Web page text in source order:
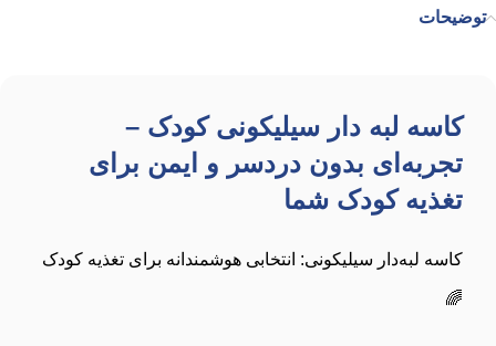
توضیحات
کاسه لبه دار سیلیکونی کودک –
تجربه‌ای بدون دردسر و ایمن برای
تغذیه کودک شما
کاسه لبه‌دار سیلیکونی: انتخابی هوشمندانه برای تغذیه کودک
🌈